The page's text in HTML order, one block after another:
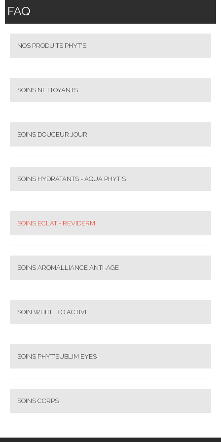
FAQ
NOS PRODUITS PHYT'S
SOINS NETTOYANTS
SOINS DOUCEUR JOUR
SOINS HYDRATANTS - AQUA PHYT'S
SOINS ECLAT - REVIDERM
SOINS AROMALLIANCE ANTI-AGE
SOIN WHITE BIO ACTIVE
SOINS PHYT'SUBLIM EYES
SOINS CORPS